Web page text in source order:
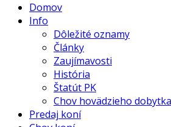
Domov
Info
Dôležité oznamy
Články
Zaujímavosti
História
Štatút PK
Chov hovädzieho
Predaj koní